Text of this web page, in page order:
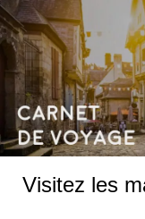
Visitez les